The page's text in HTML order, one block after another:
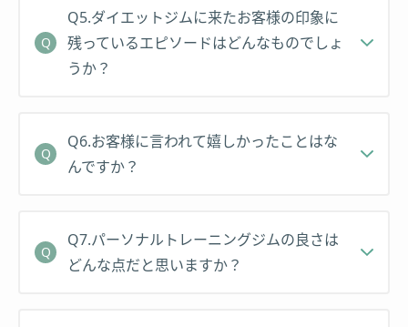
本2位獲得
2016年 受講生を俳優 金子賢氏主催のフィットネス
コンテストで見事三冠獲得。
講座」担当トレーナーとして選出
は初出場ながら日本5位という成績を残した。
Q5.ダイエットジムに来たお客様の印象に
残っているエピソードはどんなものでしょ
うか？
Q6.お客様に言われて嬉しかったことはな
んですか？
Q7.パーソナルトレーニングジムの良さは
どんな点だと思いますか？